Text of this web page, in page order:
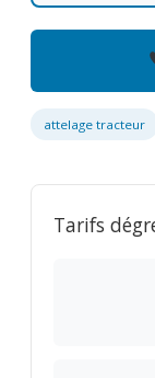
attelage tracteur
Tarifs